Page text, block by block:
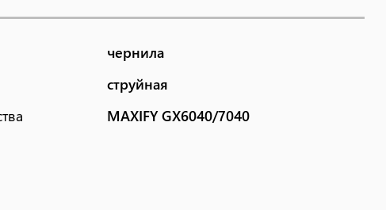
чернила
струйная
MAXIFY GX6040/7040